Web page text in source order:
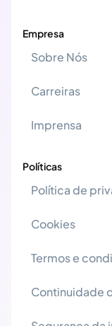
Empresa
Sobre Nós
Carreiras
Imprensa
Políticas
Política de
Cookies
Termos e
Continuidade